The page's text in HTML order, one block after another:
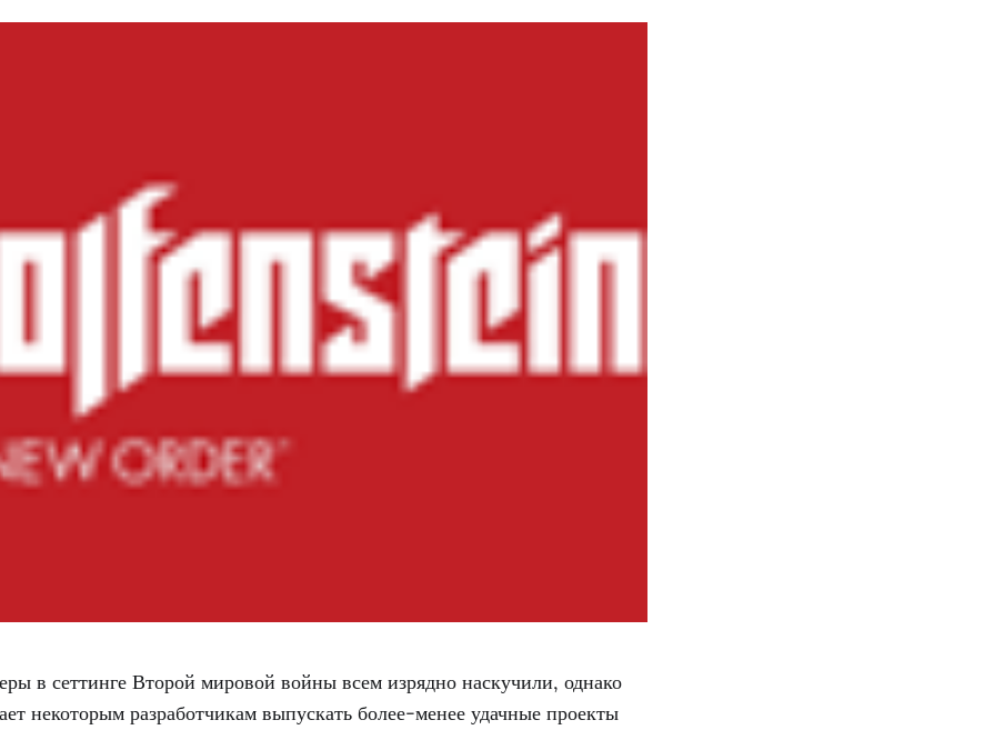
в сеттинге Второй мировой войны всем изрядно наскучили, однако
некоторым разработчикам выпускать более-менее удачные проекты